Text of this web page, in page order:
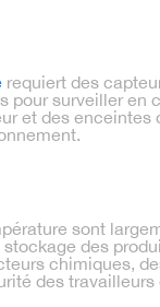
requiert des
pour surveiller en
et des
sont
des
chimiques,
des